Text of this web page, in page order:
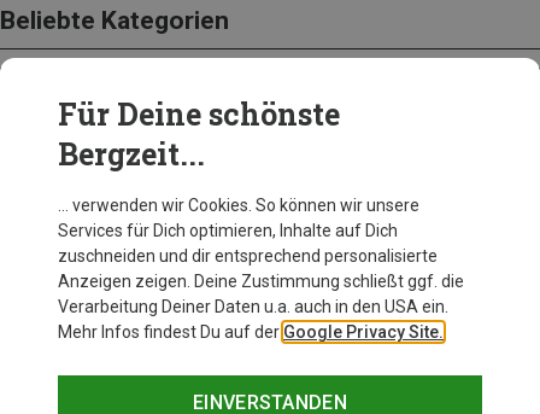
Beliebte Kategorien
BEKLEIDUNG
Für Deine schönste
Bergzeit...
… verwenden wir Cookies. So können wir unsere
Services für Dich optimieren, Inhalte auf Dich
zuschneiden und dir entsprechend personalisierte
Anzeigen zeigen. Deine Zustimmung schließt ggf. die
Verarbeitung Deiner Daten u.a. auch in den USA ein.
Mehr Infos findest Du auf der Google Privacy Site.
EINVERSTANDEN